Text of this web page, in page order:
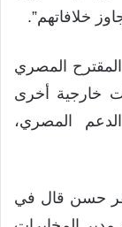
خلافاتهم”.
المصري
خارجية أخرى
المصري،
حسن قال في